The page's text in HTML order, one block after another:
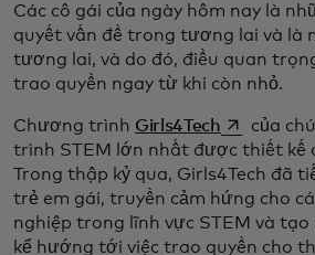
Các cô gái của ngày hôm nay là
quyết vấn đề trong tương lai và là
tương lai, và do đó, điều quan
trao quyền ngay từ khi còn nhỏ.
Chương trình Girls4Techopens in a
của
trình STEM lớn nhất được thiết kế
Trong thập kỷ qua, Girls4Tech đã
trẻ em gái, truyền cảm hứng cho
nghiệp trong lĩnh vực STEM và
kể hướng tới việc trao quyền cho